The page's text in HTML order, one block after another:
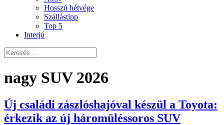
Hosszú hétvége
Szállástipp
Top 5
Interjú
nagy SUV 2026
Új családi zászlóshajóval készül a Toyota:
érkezik az új háromüléssoros SUV